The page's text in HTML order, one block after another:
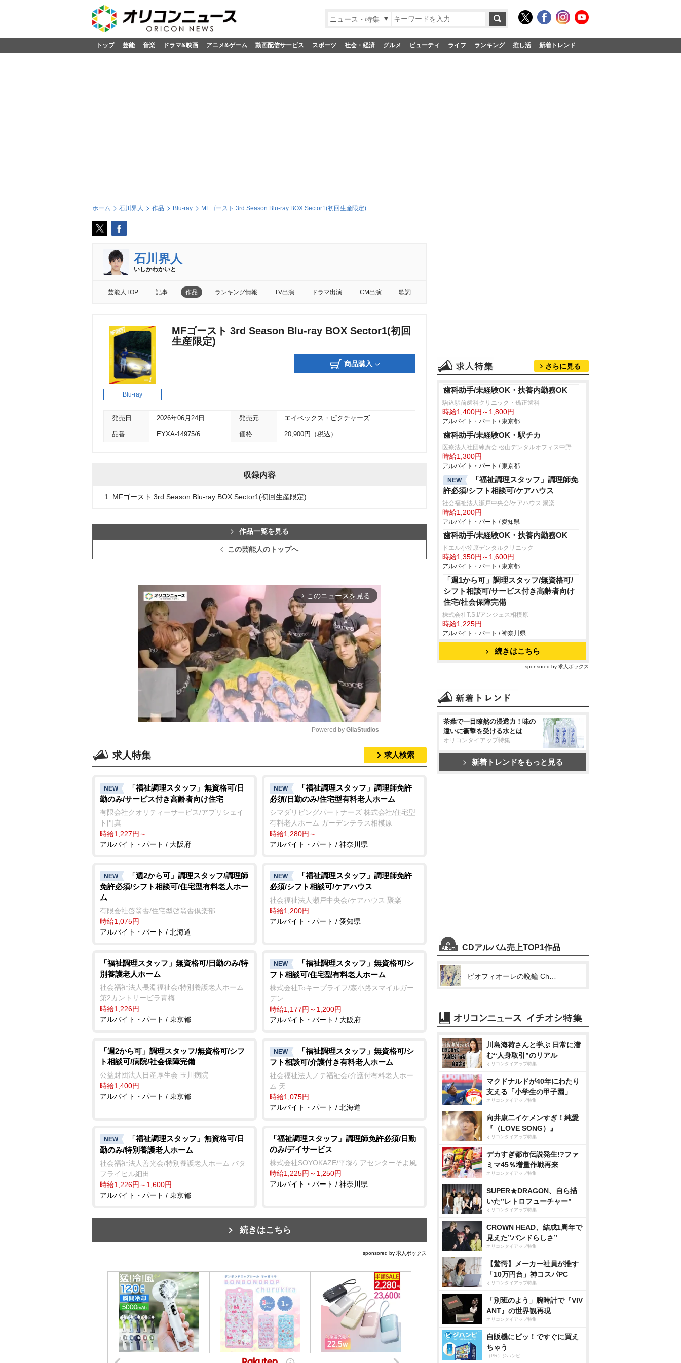
ニュース・特集
トップ 芸能 音楽 ドラマ&映画 アニメ&ゲーム 動画配信サービス スポーツ 社会・経済 グルメ ビューティ ライフ ランキング 推し活 新着トレンド
ホーム 石川界人 作品 Blu-ray MFゴースト 3rd Season Blu-ray BOX Sector1(初回生産限定)
石川界人
いしかわかいと
芸能人TOP 記事 作品 ランキング情報 TV出演 ドラマ出演 CM出演 歌詞
Blu-ray
MFゴースト 3rd Season Blu-ray BOX Sector1(初回
生産限定)
商品購入
発売日 2026年06月24日 発売元 エイベックス・ピクチャーズ
品番 EYXA-14975/6 価格 20,900円（税込）
収録内容
1. MFゴースト 3rd Season Blu-ray BOX Sector1(初回生産限定)
作品一覧を見る
この芸能人のトップへ
arrow_forward_ios このニュースを見る
t
e
Powered by GliaStudios
求人特集 求人検索
NEW
「福祉調理スタッフ」無資格可/日
勤のみ/サービス付き高齢者向け住宅
有限会社クオリティーサービス/アプリシェイ
ト門真
時給1,227円～
アルバイト・パート / 大阪府
NEW
「福祉調理スタッフ」調理師免許
必須/日勤のみ/住宅型有料老人ホーム
シマダリビングパートナーズ 株式会社/住宅型
有料老人ホーム ガーデンテラス相模原
時給1,280円～
アルバイト・パート / 神奈川県
NEW
「週2から可」調理スタッフ/調理師
免許必須/シフト相談可/住宅型有料老人ホー
ム
有限会社啓翁舎/住宅型啓翁舎倶楽部
時給1,075円
アルバイト・パート / 北海道
NEW
「福祉調理スタッフ」調理師免許
必須/シフト相談可/ケアハウス
社会福祉法人瀬戸中央会/ケアハウス 聚楽
時給1,200円
アルバイト・パート / 愛知県
「福祉調理スタッフ」無資格可/日勤のみ/特
別養護老人ホーム
社会福祉法人長淵福祉会/特別養護老人ホーム
第2カントリービラ青梅
時給1,226円
アルバイト・パート / 東京都
NEW
「福祉調理スタッフ」無資格可/シ
フト相談可/住宅型有料老人ホーム
株式会社Toキープライフ/森小路スマイルガー
デン
時給1,177円～1,200円
アルバイト・パート / 大阪府
「週2から可」調理スタッフ/無資格可/シフ
ト相談可/病院/社会保障完備
公益財団法人日産厚生会 玉川病院
時給1,400円
アルバイト・パート / 東京都
NEW
「福祉調理スタッフ」無資格可/シ
フト相談可/介護付き有料老人ホーム
社会福祉法人ノテ福祉会/介護付有料老人ホー
ム 天
時給1,075円
アルバイト・パート / 北海道
NEW
「福祉調理スタッフ」無資格可/日
勤のみ/特別養護老人ホーム
社会福祉法人善光会/特別養護老人ホーム バタ
フライヒル細田
時給1,226円～1,600円
アルバイト・パート / 東京都
「福祉調理スタッフ」調理師免許必須/日勤
のみ/デイサービス
株式会社SOYOKAZE/平塚ケアセンターそよ風
時給1,225円～1,250円
アルバイト・パート / 神奈川県
続きはこちら
sponsored by 求人ボックス
さらに見る
歯科助手/未経験OK・扶養内勤務OK
駒込駅前歯科クリニック・矯正歯科
時給1,400円～1,800円
アルバイト・パート / 東京都
歯科助手/未経験OK・駅チカ
医療法人社団練廣会 松山デンタルオフィス中野
時給1,300円
アルバイト・パート / 東京都
NEW
「福祉調理スタッフ」調理師免
許必須/シフト相談可/ケアハウス
社会福祉法人瀬戸中央会/ケアハウス 聚楽
時給1,200円
アルバイト・パート / 愛知県
歯科助手/未経験OK・扶養内勤務OK
ドエル小笠原デンタルクリニック
時給1,350円～1,600円
アルバイト・パート / 東京都
「週1から可」調理スタッフ/無資格可/
シフト相談可/サービス付き高齢者向け
住宅/社会保障完備
株式会社T.S.I/アンジェス相模原
時給1,225円
アルバイト・パート / 神奈川県
続きはこちら
sponsored by 求人ボックス
茶葉で一目瞭然の浸透力！味の
違いに衝撃を受ける水とは
オリコンタイアップ特集
新着トレンドをもっと見る
CDアルバム売上TOP1作品
川島海荷さんと学ぶ 日常に潜
む“人身取引”のリアル
オリコンタイアップ特集
マクドナルドが40年にわたり
支える「小学生の甲子園」
オリコンタイアップ特集
向井康二イケメンすぎ！純愛
『（LOVE SONG）』
オリコンタイアップ特集
デカすぎ都市伝説発生!?ファ
ミマ45％増量作戦再来
オリコンタイアップ特集
SUPER★DRAGON、自ら描
いた”レトロフューチャー”
オリコンタイアップ特集
CROWN HEAD、結成1周年で
見えた”バンドらしさ”
オリコンタイアップ特集
【驚愕】メーカー社員が推す
「10万円台」神コスパPC
オリコンタイアップ特集
「別班のよう」腕時計で『VIV
ANT』の世界観再現
オリコンタイアップ特集
自販機にピッ！ですぐに買え
ちゃう
（PR）ジハンピ